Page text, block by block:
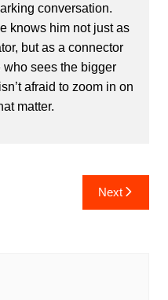
conversation.
knows him not just as
but as a connector
sees the bigger
afraid to zoom in on
matter.
Next